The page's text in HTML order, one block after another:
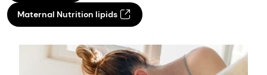
Maternal Nutrition lipids